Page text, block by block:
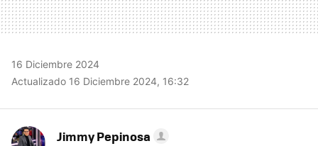
16 Diciembre 2024
Actualizado 16 Diciembre 2024, 16:32
Jimmy Pepinosa